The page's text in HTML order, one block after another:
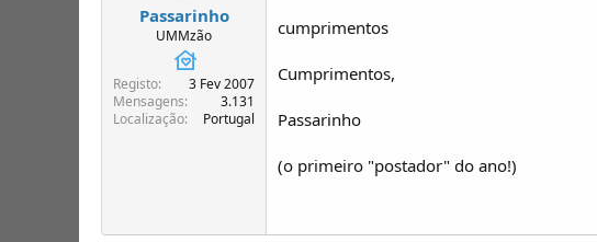
Passarinho
UMMzão
Registo
3 Fev 2007
Mensagens
3.131
Localização
Portugal
cumprimentos
Cumprimentos,
Passarinho
(o primeiro "postador" do ano!)